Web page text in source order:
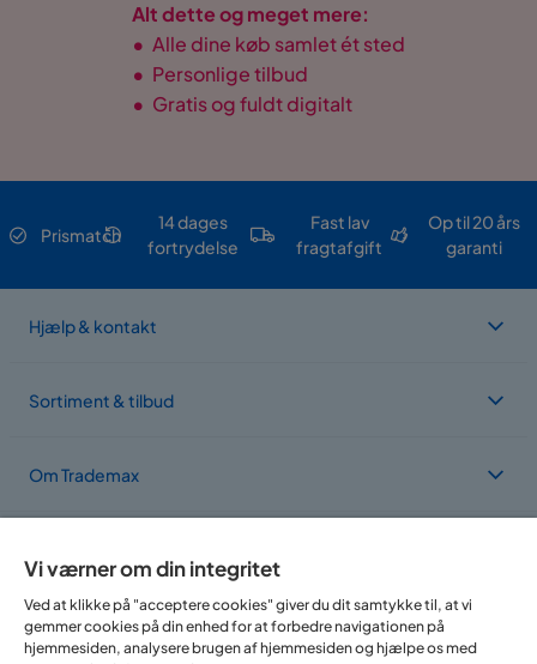
Alt dette og meget mere:
• Alle dine køb samlet ét sted
• Personlige tilbud
• Gratis og fuldt digitalt
Prismatch
14 dages
fortrydelse
Fast lav
fragtafgift
Op til 20 års
garanti
Hjælp & kontakt
Sortiment & tilbud
Om Trademax
Vi findes i flere forskellige lande
Vi værner om din integritet
Ved at klikke på "acceptere cookies" giver du dit samtykke til, at vi
gemmer cookies på din enhed for at forbedre navigationen på
hjemmesiden, analysere brugen af hjemmesiden og hjælpe os med